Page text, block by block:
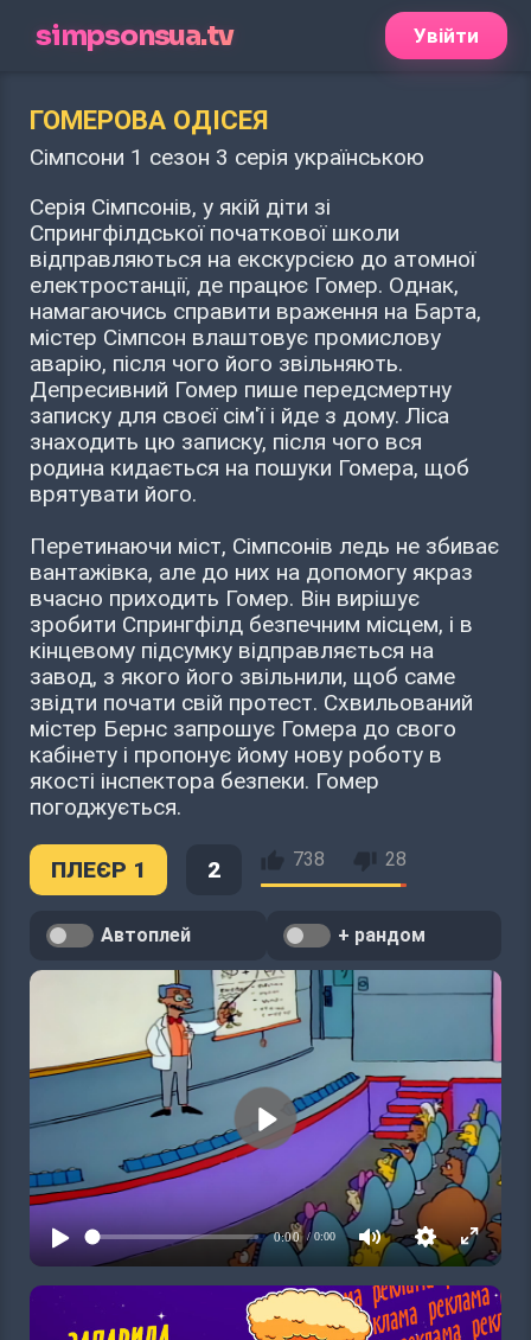
simpsonsua.tv Увійти
ГОМЕРОВА ОДІСЕЯ
Сімпсони 1 сезон 3 серія українською
Серія Сімпсонів, у якій діти зі
Спрингфілдської початкової школи
відправляються на екскурсією до атомної
електростанції, де працює Гомер. Однак,
намагаючись справити враження на Барта,
містер Сімпсон влаштовує промислову
аварію, після чого його звільняють.
Депресивний Гомер пише передсмертну
записку для своєї сім'ї і йде з дому. Ліса
знаходить цю записку, після чого вся
родина кидається на пошуки Гомера, щоб
врятувати його.
Перетинаючи міст, Сімпсонів ледь не збиває
вантажівка, але до них на допомогу якраз
вчасно приходить Гомер. Він вирішує
зробити Спрингфілд безпечним місцем, і в
кінцевому підсумку відправляється на
завод, з якого його звільнили, щоб саме
звідти почати свій протест. Схвильований
містер Бернс запрошує Гомера до свого
кабінету і пропонує йому нову роботу в
якості інспектора безпеки. Гомер
погоджується.
ПЛЕЄР 1 2 738 28
Автоплей + рандом